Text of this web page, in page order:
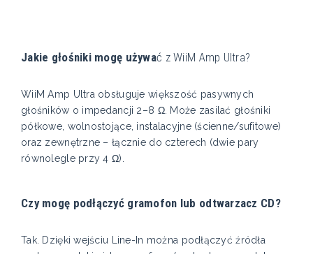
Jakie głośniki mogę używać z WiiM Amp Ultra?
WiiM Amp Ultra obsługuje większość pasywnych
głośników o impedancji 2–8 Ω. Może zasilać głośniki
półkowe, wolnostojące, instalacyjne (ścienne/sufitowe)
oraz zewnętrzne – łącznie do czterech (dwie pary
równolegle przy 4 Ω).
Czy mogę podłączyć gramofon lub odtwarzacz CD?
Tak. Dzięki wejściu Line-In można podłączyć źródła